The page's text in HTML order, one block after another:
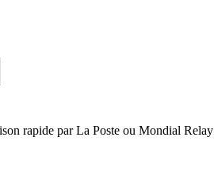
rapide par La Poste ou Mondial Relay